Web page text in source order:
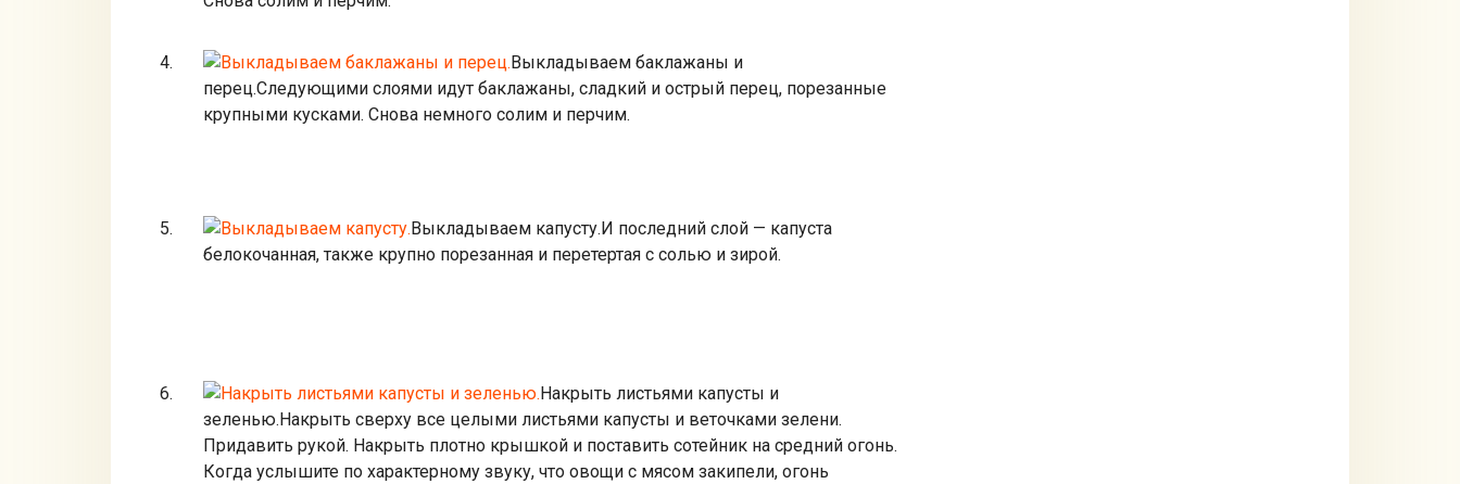
Выкладываем баклажаны и
перец.Следующими слоями идут баклажаны, сладкий и острый перец, порезанные
крупными кусками. Снова немного солим и перчим.
Выкладываем капусту.И последний слой — капуста
белокочанная, также крупно порезанная и перетертая с солью и зирой.
Накрыть листьями капусты и
зеленью. Накрыть сверху все целыми листьями капусты и веточками зелени.
Придавить рукой. Накрыть плотно крышкой и поставить сотейник на средний огонь.
Когда услышите по характерному звуку, что овощи с мясом закипели, огонь